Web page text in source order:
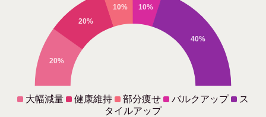
20%
20%
10% 10%
40%
大幅減量 健康維持 部分痩せ バルクアップ
ス
タイルアップ